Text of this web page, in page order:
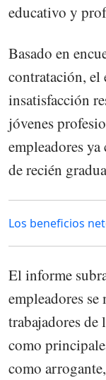
educativo y
Basado en
contratación, el
insatisfacción
jóvenes
empleadores
de recién
Los beneficios
El informe
empleadores
trabajadores
como
como